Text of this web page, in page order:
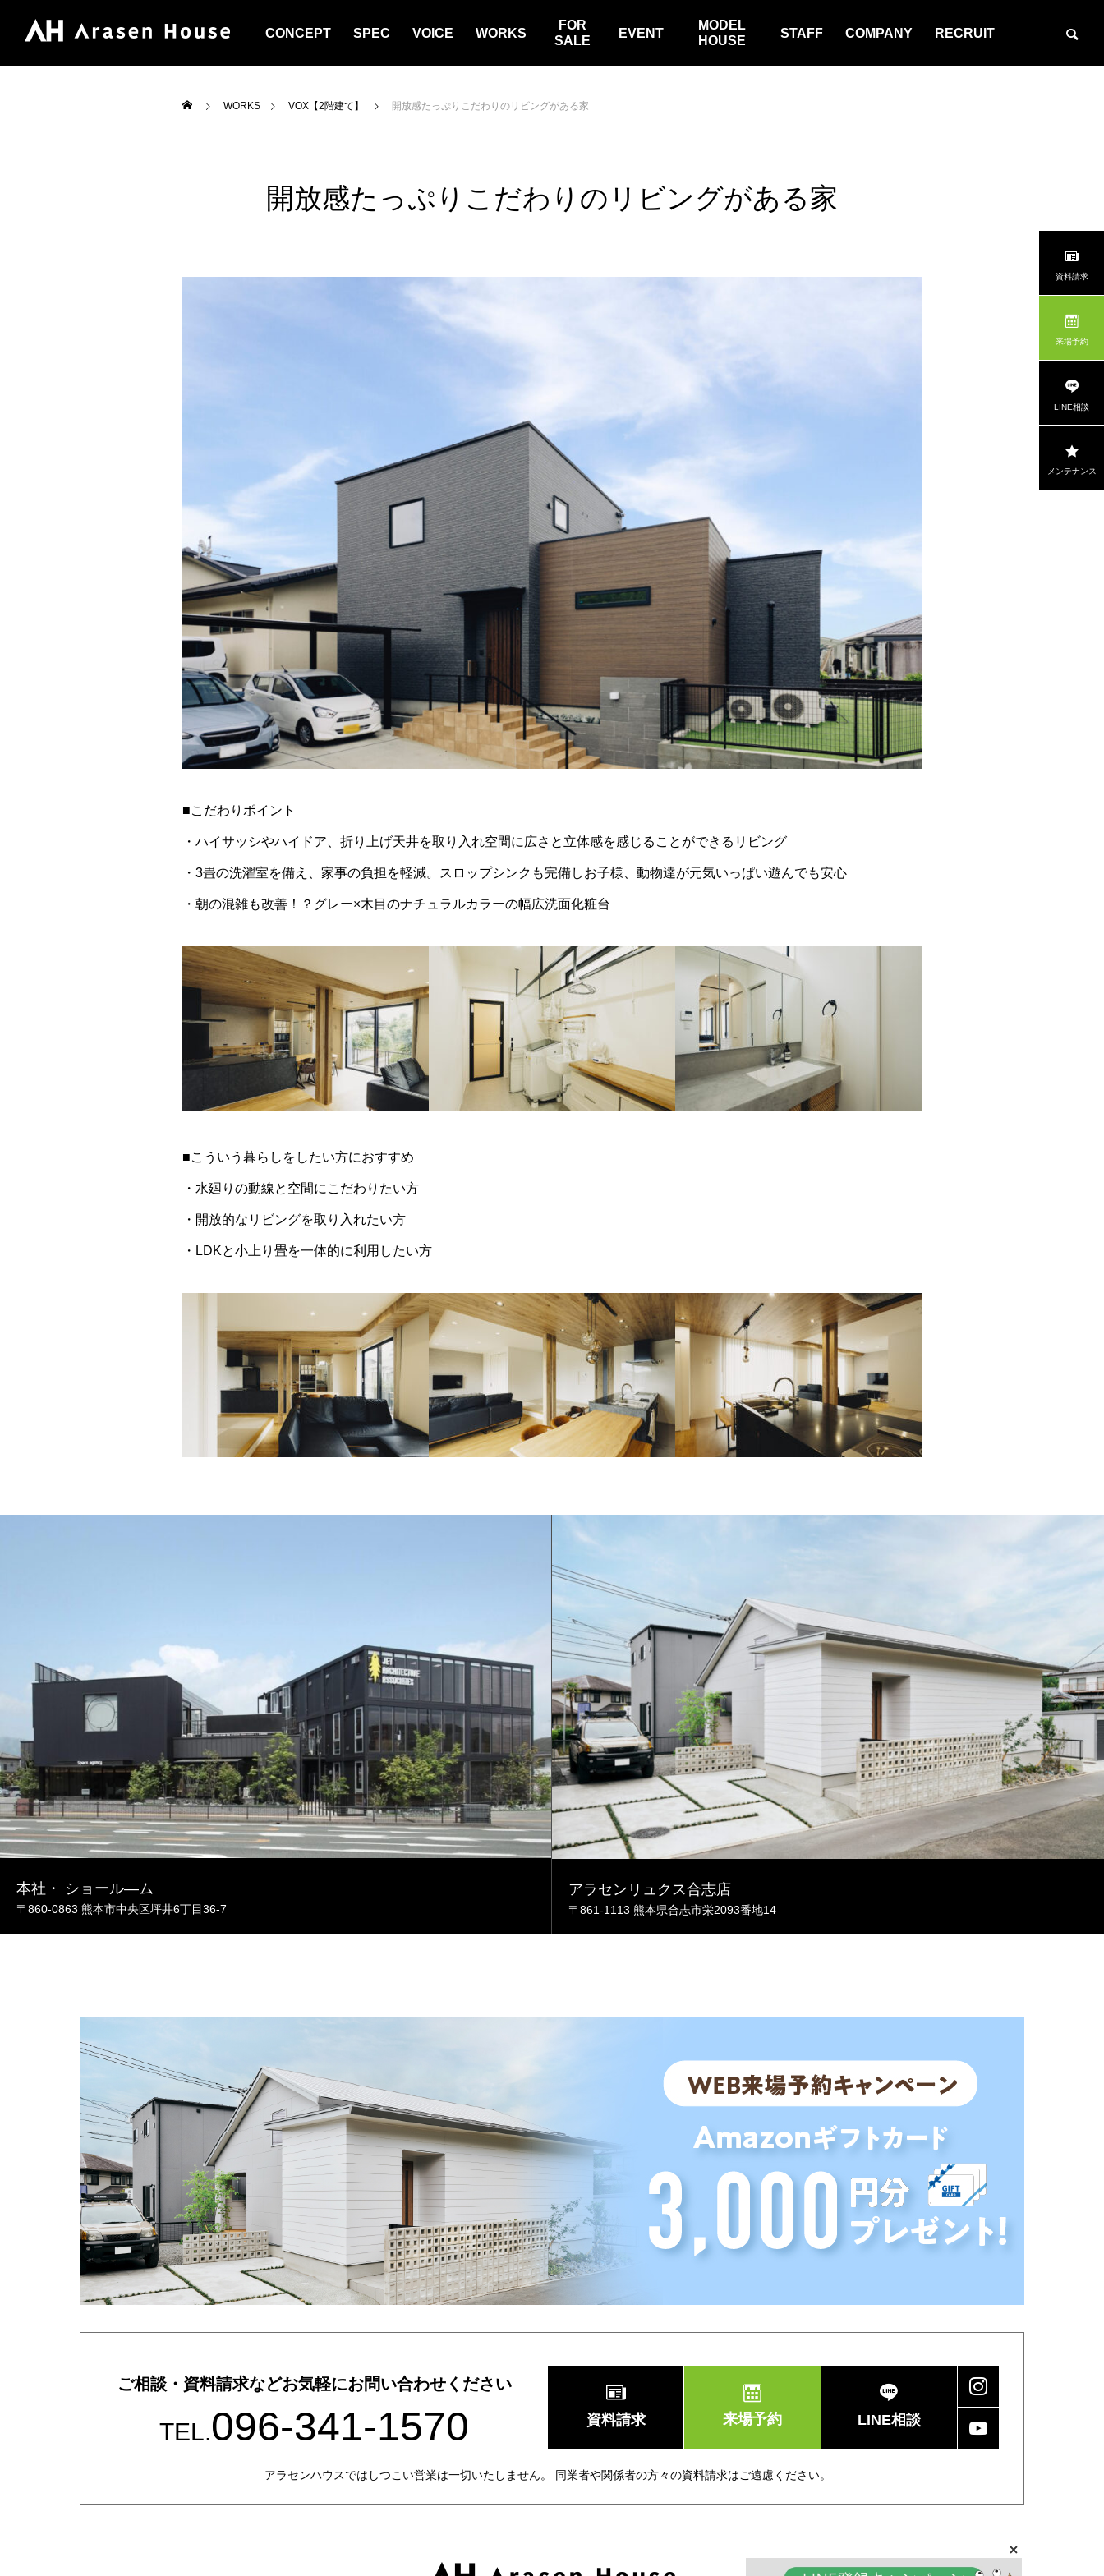
CONCEPT SPEC VOICE WORKS
FOR
SALE
EVENT
MODEL
HOUSE
STAFF COMPANY RECRUIT
WORKS VOX【2階建て】 開放感たっぷりこだわりのリビングがある家
開放感たっぷりこだわりのリビングがある家
■こだわりポイント
・ハイサッシやハイドア、折り上げ天井を取り入れ空間に広さと立体感を感じることができるリビング
・3畳の洗濯室を備え、家事の負担を軽減。スロップシンクも完備しお子様、動物達が元気いっぱい遊んでも安心
・朝の混雑も改善！？グレー×木目のナチュラルカラーの幅広洗面化粧台
■こういう暮らしをしたい方におすすめ
・水廻りの動線と空間にこだわりたい方
・開放的なリビングを取り入れたい方
・LDKと小上り畳を一体的に利用したい方
資料請求
来場予約
LINE相談
メンテナンス
本社・ ショール―ム
〒860-0863 熊本市中央区坪井6丁目36-7
アラセンリュクス合志店
〒861-1113 熊本県合志市栄2093番地14
ご相談・資料請求などお気軽にお問い合わせください
TEL.096-341-1570 資料請求 来場予約 LINE相談
アラセンハウスではしつこい営業は一切いたしません。 同業者や関係者の方々の資料請求はご遠慮ください。